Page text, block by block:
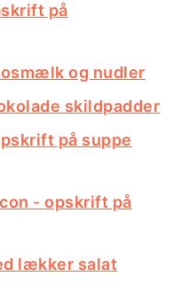
på
og nudler
skildpadder
på suppe
- opskrift på
lækker salat